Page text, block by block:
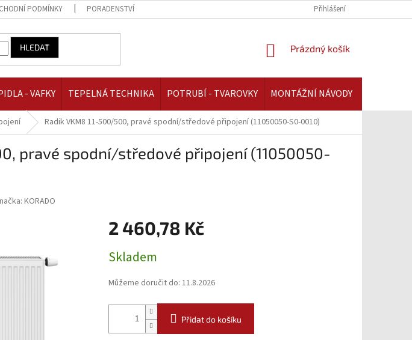
PODMÍNKY PORADENSTVÍ PLATBA A DOPRAVA |
Přihlášení
HLEDAT
NÁKUPNÍ
Prázdný košík
- VAFKY TEPELNÁ TECHNIKA POTRUBÍ - TVAROVKY MONTÁŽNÍ NÁVODY
Radik VKM8 11-500/500, pravé spodní/středové připojení (11050050-S0-0010)
pravé spodní/středové připojení (11050050-
KORADO
2 460,78 Kč
cena:
Skladem
Můžeme doručit do: 11.8.2026
Přidat do košíku